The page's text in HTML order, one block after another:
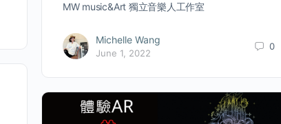
MW music&Art 獨立音樂人工作室
Michelle Wang
June 1, 2022
0